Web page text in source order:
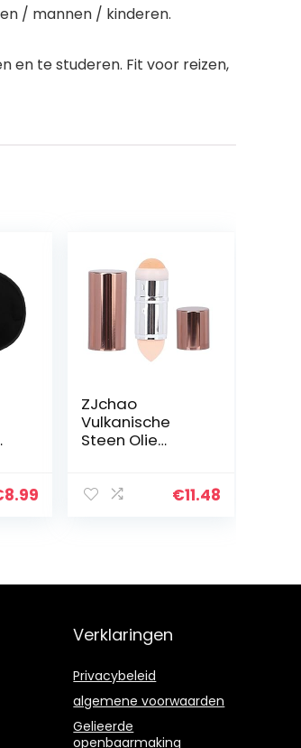
/ mannen / kinderen.
en te studeren. Fit voor reizen,
8.99
ZJchao
Vulkanische
Steen Olie
Controle in
€11.48
Verklaringen
Privacybeleid
algemene voorwaarden
Gelieerde
openbaarmaking